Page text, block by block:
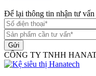
Để lại thông tin nhận tư vấn
Gửi
CÔNG TY TNHH